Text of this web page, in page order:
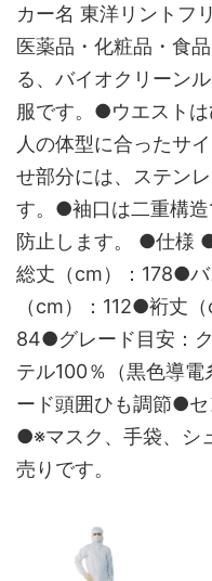
カー名 東洋リント
医薬品・化粧品・食
る、バイオクリーン
服です。●ウエスト
人の体型に合ったサ
せ部分には、ステン
す。●袖口は二重構
防止します。 ●仕様
総丈（cm）：178●
（cm）：112●裄丈
84●グレード目安：
テル100％（黒色導
ード頭囲ひも調節●
●※マスク、手袋、シ
売りです。